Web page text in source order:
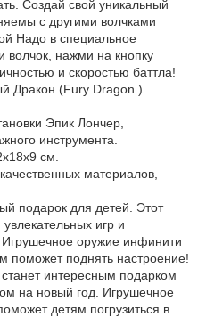
Создай свой уникальный
с другими волчками
Надо в специальное
волчок, нажми на кнопку
и скоростью баттла!
Дракон (Fury Dragon )
Эпик Лончер,
инструмента.
см.
материалов,
подарок для детей. Этот
игр и
оружие инфинити
поможет поднять настроение!
интересным подарком
на новый год. Игрушечное
детям погрузиться в